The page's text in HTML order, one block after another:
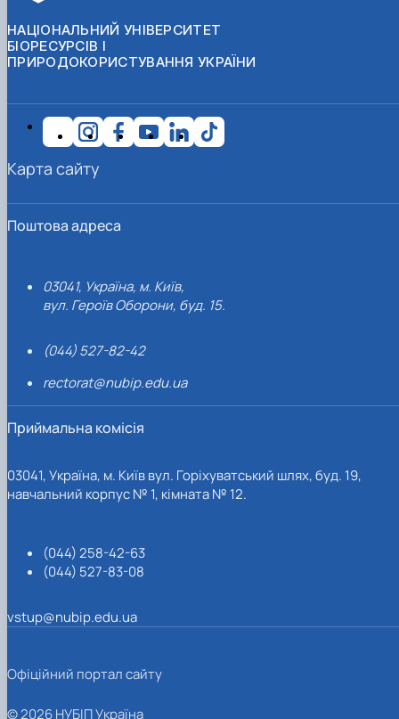
НАЦІОНАЛЬНИЙ УНІВЕРСИТЕТ
БІОРЕСУРСІВ І
ПРИРОДОКОРИСТУВАННЯ УКРАЇНИ
Поштова адреса
03041, Україна, м. Київ,
вул. Героїв Оборони, буд. 15.
(044) 527-82-42
rectorat@nubip.edu.ua
Приймальна комісія
03041, Україна, м. Київ вул. Горіхуватський шлях, буд. 19,
навчальний корпус № 1, кімната № 12.
(044) 258-42-63
(044) 527-83-08
vstup@nubip.edu.ua
Карта сайту
Офіційний портал сайту
© 2026 НУБІП Україна